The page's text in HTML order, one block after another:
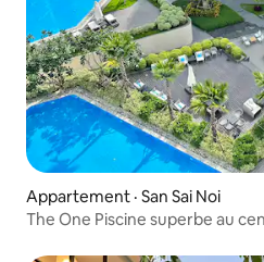
Appartement · San Sai Noi
The One Piscine superbe au